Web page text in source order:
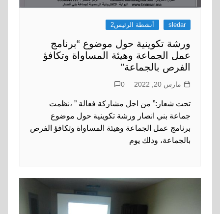
sledar أنشطة الرئيس2
ورشة تكوينية حول موضوع “برنامج
عمل الجماعة وهيئة المساواة وتكافؤ
الفرص بالجماعة”
مارس 20, 2022 0
تحت شعار:” من اجل مشاركة فعالة ” ،نظمت
جماعة بني انصار ورشة تكوينية حول موضوع
برنامج عمل الجماعة وهيئة المساواة وتكافؤ الفرص
بالجماعة، ودلك يوم